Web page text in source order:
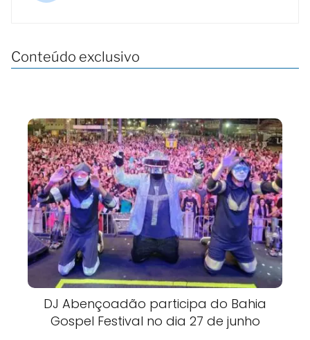
Conteúdo exclusivo
DJ Abençoadão participa do Bahia
Gospel Festival no dia 27 de junho